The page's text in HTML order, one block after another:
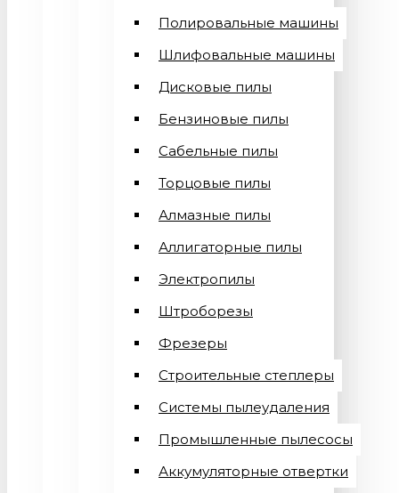
Полировальные машины
Шлифовальные машины
Дисковые пилы
Бензиновые пилы
Сабельные пилы
Торцовые пилы
Алмазные пилы
Аллигаторные пилы
Электропилы
Штроборезы
Фрезеры
Строительные степлеры
Системы пылеудаления
Промышленные пылесосы
Аккумуляторные отвертки